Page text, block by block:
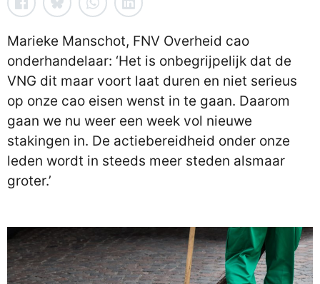
Marieke Manschot, FNV Overheid cao
onderhandelaar: ‘Het is onbegrijpelijk dat de
VNG dit maar voort laat duren en niet serieus
op onze cao eisen wenst in te gaan. Daarom
gaan we nu weer een week vol nieuwe
stakingen in. De actiebereidheid onder onze
leden wordt in steeds meer steden alsmaar
groter.’